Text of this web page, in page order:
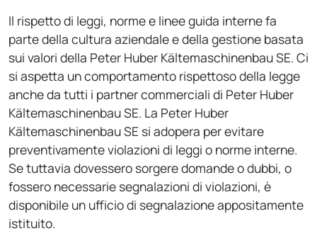
Il rispetto di leggi, norme e linee guida interne fa
parte della cultura aziendale e della gestione basata
sui valori della Peter Huber Kältemaschinenbau SE. Ci
si aspetta un comportamento rispettoso della legge
anche da tutti i partner commerciali di Peter Huber
Kältemaschinenbau SE. La Peter Huber
Kältemaschinenbau SE si adopera per evitare
preventivamente violazioni di leggi o norme interne.
Se tuttavia dovessero sorgere domande o dubbi, o
fossero necessarie segnalazioni di violazioni, è
disponibile un ufficio di segnalazione appositamente
istituito.